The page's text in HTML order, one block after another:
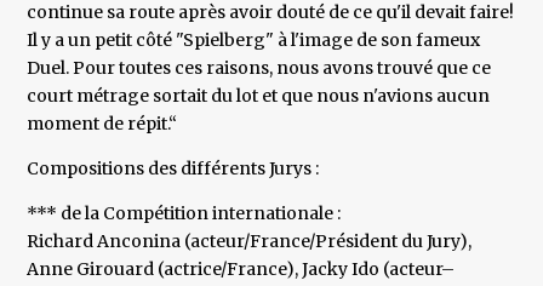
continue sa route après avoir douté de ce qu'il devait faire!
Il y a un petit côté "Spielberg" à l'image de son fameux
Duel. Pour toutes ces raisons, nous avons trouvé que ce
court métrage sortait du lot et que nous n'avions aucun
moment de répit.“
Compositions des différents Jurys :
*** de la Compétition internationale :
Richard Anconina (acteur/France/Président du Jury),
Anne Girouard (actrice/France), Jacky Ido (acteur–